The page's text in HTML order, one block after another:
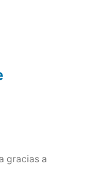
gracias a